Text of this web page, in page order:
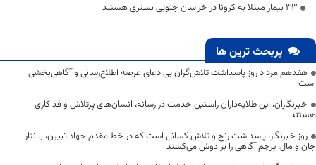
۳۳ بیمار مبتلا به کرونا در خراسان جنوبی بستری هستند
پربحث ترین ها
هفدهم مرداد روز پاسداشت تلاش‌گران بی‌ادعای عرصه اطلاع‌رسانی و آگاهی‌بخشی
است
خبرنگاران، این طلایه‌داران راستین خدمت در رسانه، انسان‌های پرتلاش و فداکاری
هستند
روز خبرنگار، پاسداشت رنج و تلاش کسانی است که در خط مقدم جهاد تبیین، با نثار
جان و مال، پرچم آگاهی را بر دوش می‌کشند